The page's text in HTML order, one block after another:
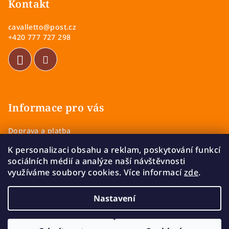
K personalizaci obsahu a reklam, poskytování funkcí
sociálních médií a analýze naší návštěvnosti
využíváme soubory cookies. Více informacízde.
Nastavení
Kontakt
cavalletto@post.cz
+420 777 727 298
Informace pro vás
Doprava a platba
Zásady ochrany osobních údajů
Vrácení a výměna zboží
Upravit nastavení cookies